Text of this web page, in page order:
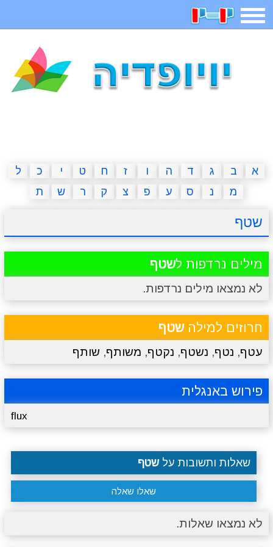
תפריט
איש תלוי מדריכים פוקימון גו מצא הבדלים
יצירה משחקי בנות אשליות חדשות
א ב ג ד ה ו ז ח ט י כ
ל
מ
נ ס ע פ צ ק ר ש ת
שטף
מילים נרדפות לשטף
לא נמצאו מילים נרדפות.
חרוזים למילהשטף
עטף, נטף, נשטף, נקטף, משותף, שותף
פירוש באנגלית
flux
שאלות ותשובות על שטף
שאלו שאלה
לא נמצאו שאלות.